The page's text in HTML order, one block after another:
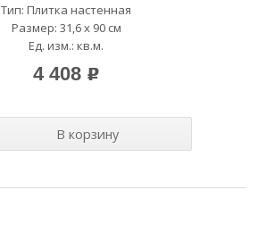
Тип: Плитка настенная
Размер: 31,6 x 90 см
Ед. изм.: кв.м.
4 408 p